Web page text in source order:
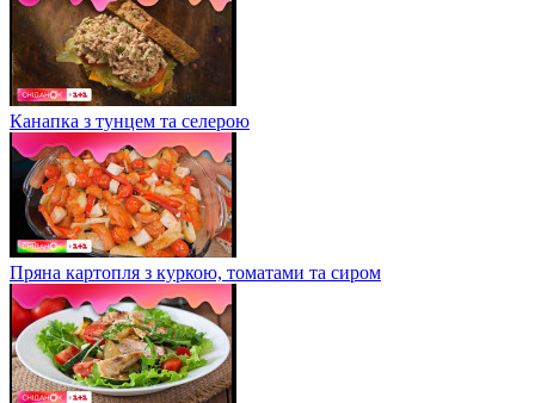
Канапка з тунцем та селерою
Пряна картопля з куркою, томатами та сиром